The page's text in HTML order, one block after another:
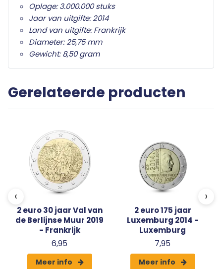
Alleen de twee euro munt mag als
herdenkingsmunt gebruikt worden. Ze zijn in het
hele eurogebied wettig betaalmiddel; ze kunnen
als gewone euromunten worden gebruikt en
moeten worden geaccepteerd.
capsule met een algemeen certificaat van
echtheid.
Oplage: 3.000.000 stuks
Jaar van uitgifte: 2014
Land van uitgifte: Frankrijk
Diameter: 25,75 mm
Gewicht: 8,50 gram
Gerelateerde producten
‹
2 euro 30 jaar Val van
de Berlijnse Muur 2019
- Frankrijk
6,95
Meer info
2 euro 175 jaar
Luxemburg 2014 -
Luxemburg
7,95
Meer info
›